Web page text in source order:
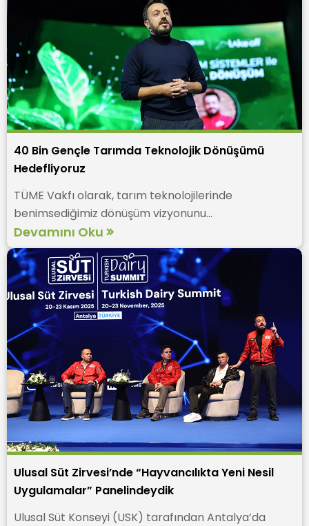
40 Bin Gençle Tarımda Teknolojik Dönüşümü
Hedefliyoruz
TÜME Vakfı olarak, tarım teknolojilerinde
benimsediğimiz dönüşüm vizyonunu...
Devamını Oku
Ulusal Süt Zirvesi’nde “Hayvancılıkta Yeni Nesil
Uygulamalar” Panelindeydik
Ulusal Süt Konseyi (USK) tarafından Antalya’da